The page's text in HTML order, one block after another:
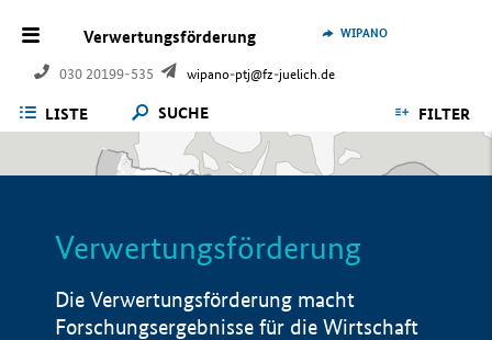
Verwertungsförderung
030 20199-535 wipano-ptj@fz-juelich.de
WIPANO
LISTE SUCHE FILTER
Verwertungsförderung
Die Verwertungsförderung macht
Forschungsergebnisse für die Wirtschaft